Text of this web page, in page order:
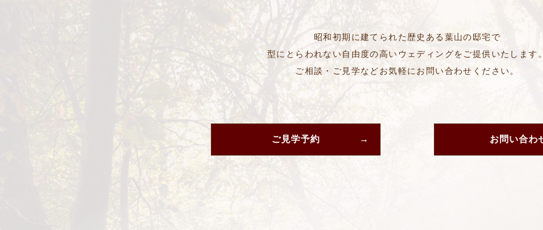
昭和初期に建てられた歴史ある葉山の邸宅で
型にとらわれない自由度の高いウェディングをご提供いたします
ご相談・ご見学などお気軽にお問い合わせください。
ご見学予約 お問い合わ